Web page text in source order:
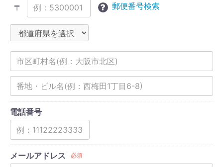
〒
郵便番号検索
電話番号
メールアドレス 必須